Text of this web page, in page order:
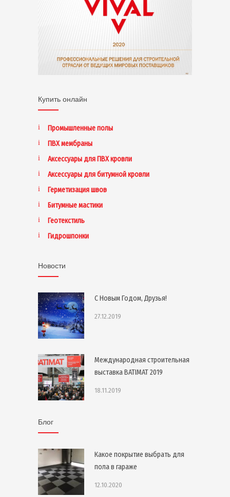
Купить онлайн
Промышленные полы
ПВХ мембраны
Аксессуары для ПВХ кровли
Аксессуары для битумной кровли
Герметизация швов
Битумные мастики
Геотекстиль
Гидрошпонки
Новости
С Новым Годом, Друзья!
27.12.2019
Международная строительная
выставка BATIMAT 2019
18.11.2019
Блог
Какое покрытие выбрать для
пола в гараже
12.10.2020